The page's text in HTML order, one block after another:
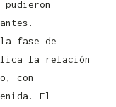
fase de
la relación
con
El